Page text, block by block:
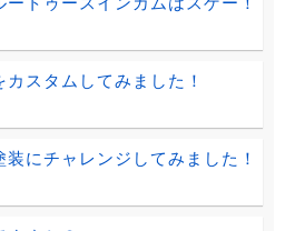
スタムしてみました！
にチャレンジしてみました！